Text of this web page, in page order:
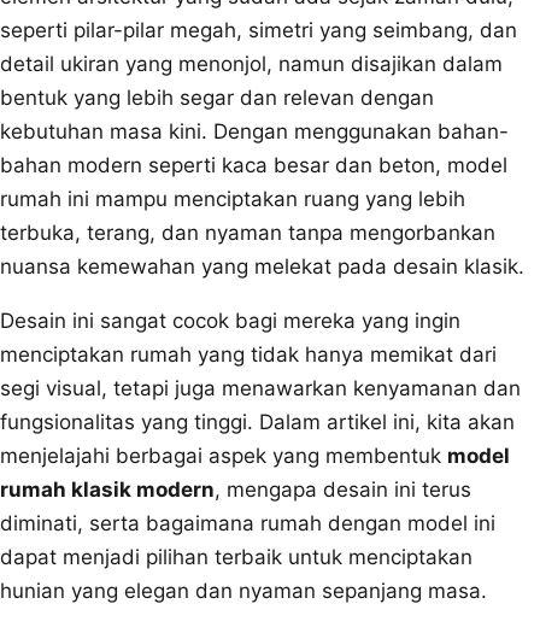
seperti pilar-pilar megah, simetri yang seimbang, dan
detail ukiran yang menonjol, namun disajikan dalam
bentuk yang lebih segar dan relevan dengan
kebutuhan masa kini. Dengan menggunakan bahan-
bahan modern seperti kaca besar dan beton, model
rumah ini mampu menciptakan ruang yang lebih
terbuka, terang, dan nyaman tanpa mengorbankan
nuansa kemewahan yang melekat pada desain klasik.
Desain ini sangat cocok bagi mereka yang ingin
menciptakan rumah yang tidak hanya memikat dari
segi visual, tetapi juga menawarkan kenyamanan dan
fungsionalitas yang tinggi. Dalam artikel ini, kita akan
menjelajahi berbagai aspek yang membentuk model
rumah klasik modern, mengapa desain ini terus
diminati, serta bagaimana rumah dengan model ini
dapat menjadi pilihan terbaik untuk menciptakan
hunian yang elegan dan nyaman sepanjang masa.